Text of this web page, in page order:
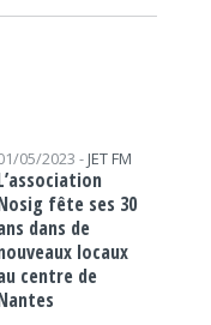
05/2023 - JET FM
fête ses 30
dans de
locaux
centre de